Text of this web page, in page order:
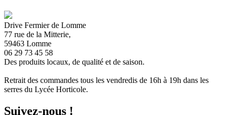
Drive Fermier de Lomme
77 rue de la Mitterie,
59463 Lomme
06 29 73 45 58
Des produits locaux, de qualité et de saison.
Retrait des commandes tous les vendredis de 16h à 19h dans les
serres du Lycée Horticole.
Suivez-nous !